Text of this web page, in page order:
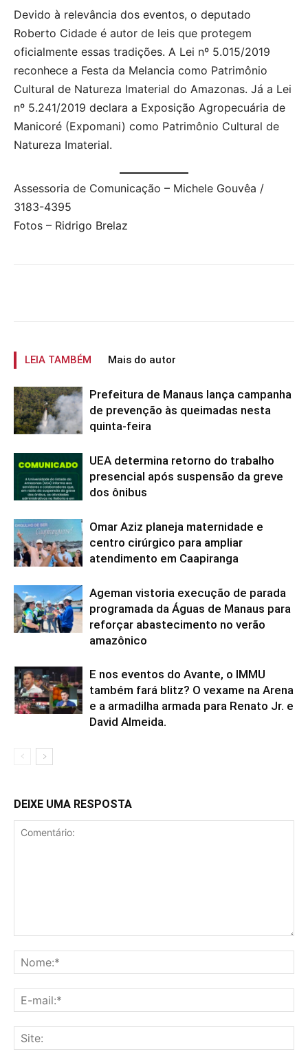
Devido à relevância dos eventos, o deputado
Roberto Cidade é autor de leis que protegem
oficialmente essas tradições. A Lei nº 5.015/2019
reconhece a Festa da Melancia como Patrimônio
Cultural de Natureza Imaterial do Amazonas. Já a Lei
nº 5.241/2019 declara a Exposição Agropecuária de
Manicoré (Expomani) como Patrimônio Cultural de
Natureza Imaterial.
Assessoria de Comunicação – Michele Gouvêa /
3183-4395
Fotos – Ridrigo Brelaz
LEIA TAMBÉM Mais do autor
Prefeitura de Manaus lança campanha
de prevenção às queimadas nesta
quinta-feira
UEA determina retorno do trabalho
presencial após suspensão da greve
dos ônibus
Omar Aziz planeja maternidade e
centro cirúrgico para ampliar
atendimento em Caapiranga
Ageman vistoria execução de parada
programada da Águas de Manaus para
reforçar abastecimento no verão
amazônico
E nos eventos do Avante, o IMMU
também fará blitz? O vexame na Arena
e a armadilha armada para Renato Jr. e
David Almeida.
DEIXE UMA RESPOSTA